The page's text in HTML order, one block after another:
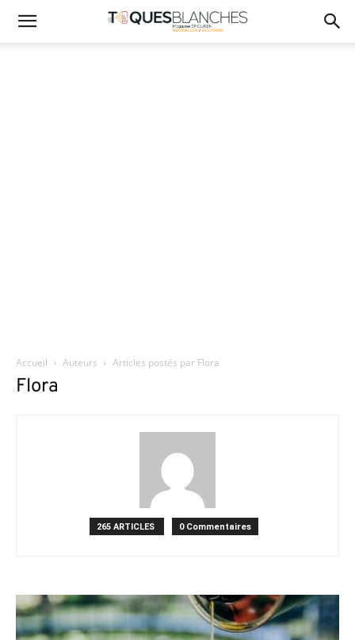
Accueil Auteurs Articles postés par Flora
Flora
265 ARTICLES 0 Commentaires